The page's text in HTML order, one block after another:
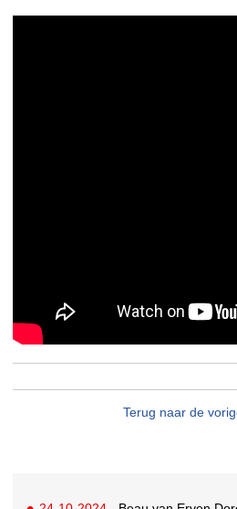
Terug naar de